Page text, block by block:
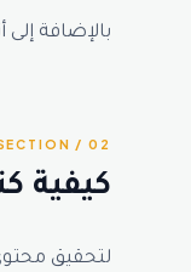
بالإضافة
02 / SECTION
كيفية
لتحقيق